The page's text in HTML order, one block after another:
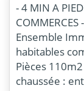
- 4 MIN A
Ensemble
habitables
Pièces
chaussée :